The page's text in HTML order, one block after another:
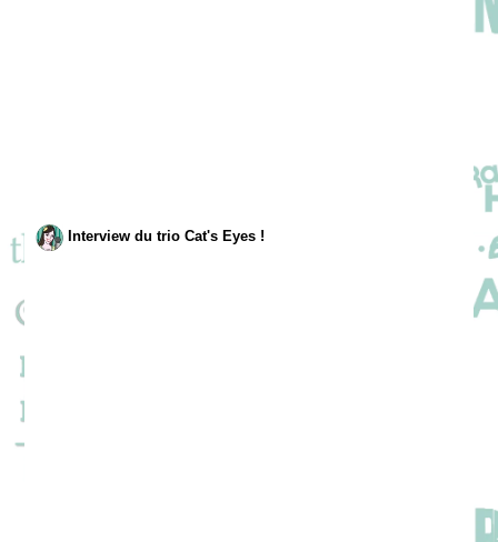
Interview du trio Cat's Eyes !